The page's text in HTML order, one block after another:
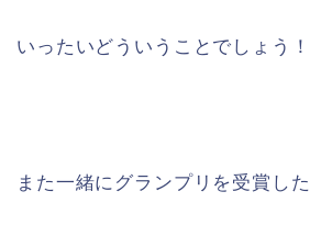
いったいどういうことでしょう！
また一緒にグランプリを受賞し